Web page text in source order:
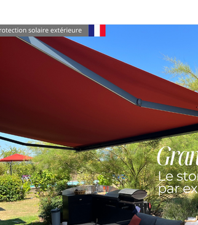
Tente - Abri - Chapiteau
Normes - Outils d'aide à la vente
Installation pour professionnel Moustiquaires
voiles ou toiles acoustiques Les toiles en